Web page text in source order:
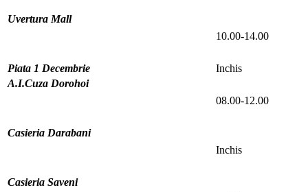
Uvertura Mall
10.00-14.00
Piata 1 Decembrie
Inchis
A.I.Cuza Dorohoi
08.00-12.00
Casieria Darabani
Inchis
Casieria Saveni